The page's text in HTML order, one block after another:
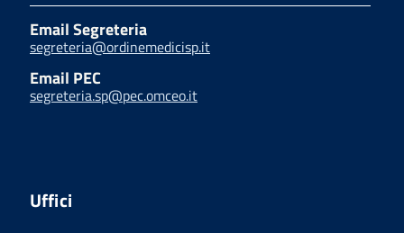
Email Segreteria
segreteria@ordinemedicisp.it
Email PEC
segreteria.sp@pec.omceo.it
Uffici